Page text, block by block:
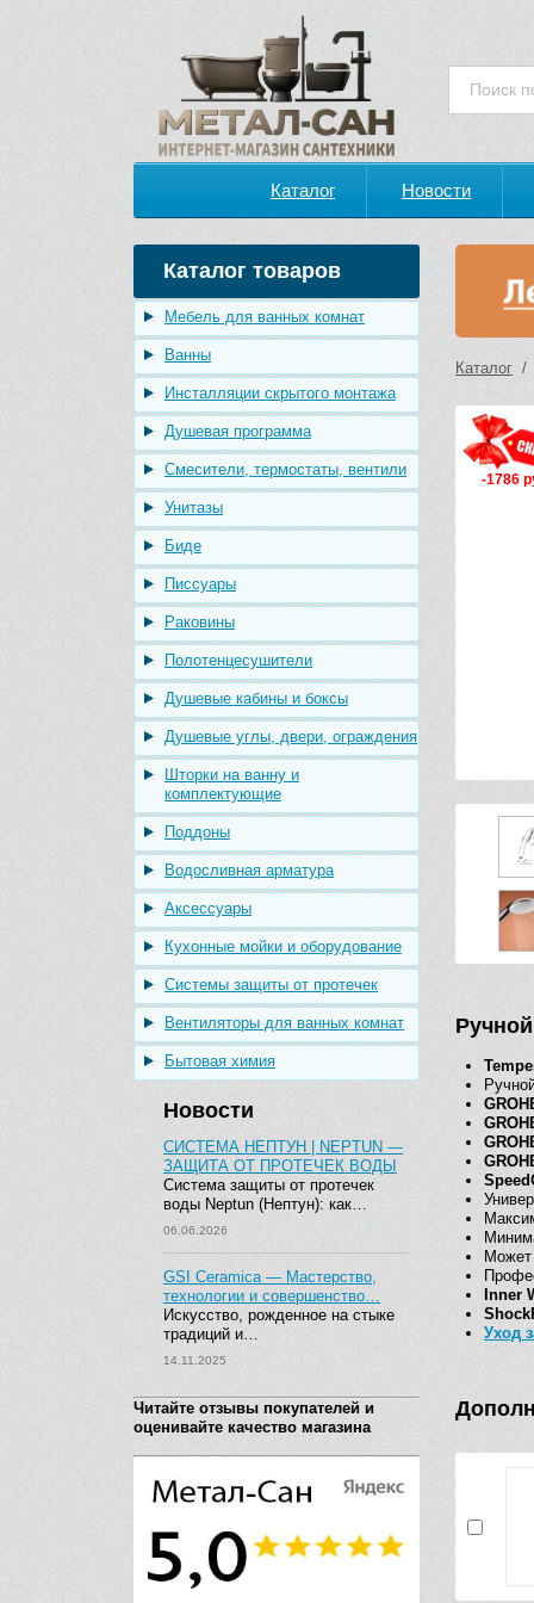
Каталог Новости
Каталог товаров
Мебель для ванных комнат
Ванны
Инсталляции скрытого монтажа
Душевая программа
Смесители, термостаты, вентили
Унитазы
Биде
Писсуары
Раковины
Полотенцесушители
Душевые кабины и боксы
Душевые углы, двери, ограждения
Шторки на ванну и
комплектующие
Поддоны
Водосливная арматура
Аксессуары
Кухонные мойки и оборудование
Системы защиты от протечек
Вентиляторы для ванных комнат
Бытовая химия
Новости
СИСТЕМА НЕПТУН | NEPTUN —
ЗАЩИТА ОТ ПРОТЕЧЕК ВОДЫ
Система защиты от протечек
воды Neptun (Нептун): как…
06.06.2026
GSI Ceramica — Мастерство,
технологии и совершенство…
Искусство, рожденное на стыке
традиций и…
14.11.2025
Читайте отзывы покупателей и
оценивайте качество магазина
Каталог /
-1786
Может
Inner
Уход